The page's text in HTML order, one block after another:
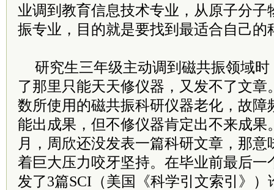
业调到教育信息技术专业，从原子分子
振专业，目的就是要找到最适合自己的
研究生三年级主动调到磁共振领域
了那里只能天天修仪器，又发不了文章
数所使用的磁共振科研仪器老化，故障
能出成果，但不修仪器肯定出不来成果
月，周欣还没发表一篇科研文章，那
着巨大压力咬牙坚持。在毕业前最后一
发了3篇SCI（美国《科学引文索引》